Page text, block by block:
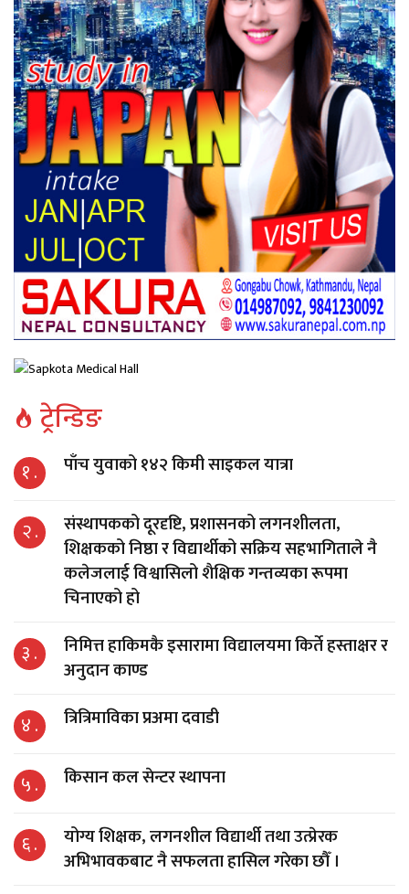
ट्रेन्डिङ
१ . पाँच युवाको १४२ किमी साइकल यात्रा
२ .
संस्थापकको दूरदृष्टि, प्रशासनको लगनशीलता,
शिक्षकको निष्ठा र विद्यार्थीको सक्रिय सहभागिताले नै
कलेजलाई विश्वासिलो शैक्षिक गन्तव्यका रूपमा
चिनाएको हो
३ .
निमित्त हाकिमकै इसारामा विद्यालयमा किर्ते हस्ताक्षर र
अनुदान काण्ड
४ . त्रित्रिमाविका प्रअमा दवाडी
५ . किसान कल सेन्टर स्थापना
६ .
योग्य शिक्षक, लगनशील विद्यार्थी तथा उत्प्रेरक
अभिभावकबाट नै सफलता हासिल गरेका छौँ ।